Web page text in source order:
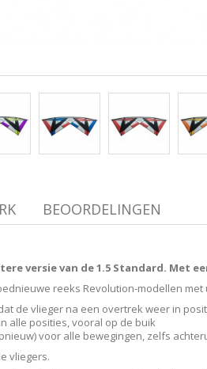
BEOORDELINGEN
versie van de 1.5 Standard. Met
reeks Revolution-modellen
de vlieger na een overtrek weer in
alle posities, vooral op de buik
voor alle bewegingen, zelfs
vliegers.